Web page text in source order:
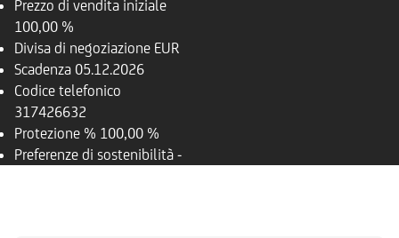
Prezzo di vendita iniziale
100,00 %
Divisa di negoziazione EUR
Scadenza 05.12.2026
Codice telefonico
317426632
Protezione % 100,00 %
Preferenze di sostenibilità -